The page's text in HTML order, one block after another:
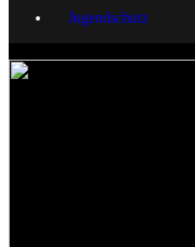
Jugendschutz